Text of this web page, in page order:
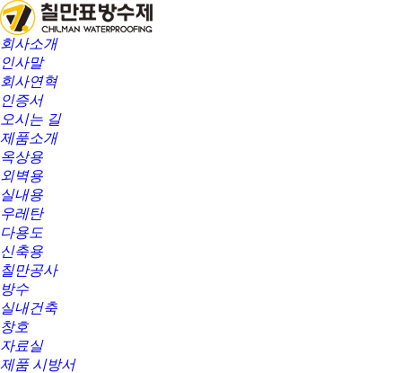
회사소개
인사말
회사연혁
인증서
오시는 길
제품소개
옥상용
외벽용
실내용
우레탄
다용도
신축용
칠만공사
방수
실내건축
창호
자료실
제품 시방서